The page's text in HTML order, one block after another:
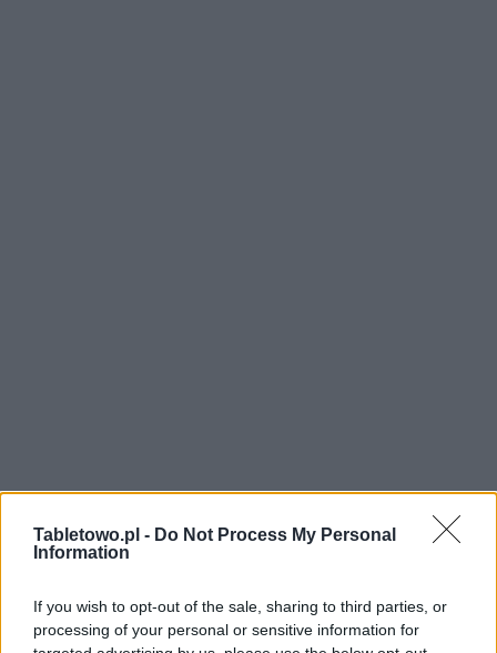
Tabletowo.pl - Do Not Process My Personal
Information
If you wish to opt-out of the sale, sharing to third parties, or
processing of your personal or sensitive information for